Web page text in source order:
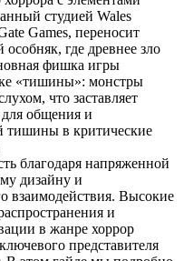
студией Wales
Games, переносит
где древнее зло
фишка игры
«тишины»: монстры
что заставляет
общения и
тишины в критические
благодаря напряженной
дизайну и
взаимодействия. Высокие
и
в жанре хоррор
представителя